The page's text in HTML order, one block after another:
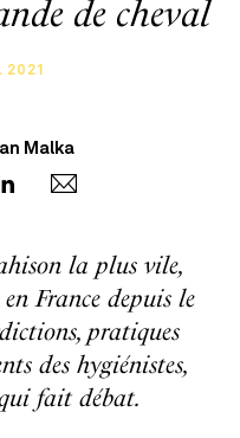
de cheval
2021
Malka
la plus vile,
France depuis le
pratiques
des hygiénistes,
fait débat.